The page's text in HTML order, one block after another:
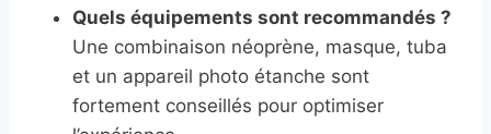
Quels équipements sont recommandés ?
Une combinaison néoprène, masque, tuba
et un appareil photo étanche sont
fortement conseillés pour optimiser